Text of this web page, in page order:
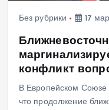
Без рубрики 17
конфликт
В Европейском
что продолжение